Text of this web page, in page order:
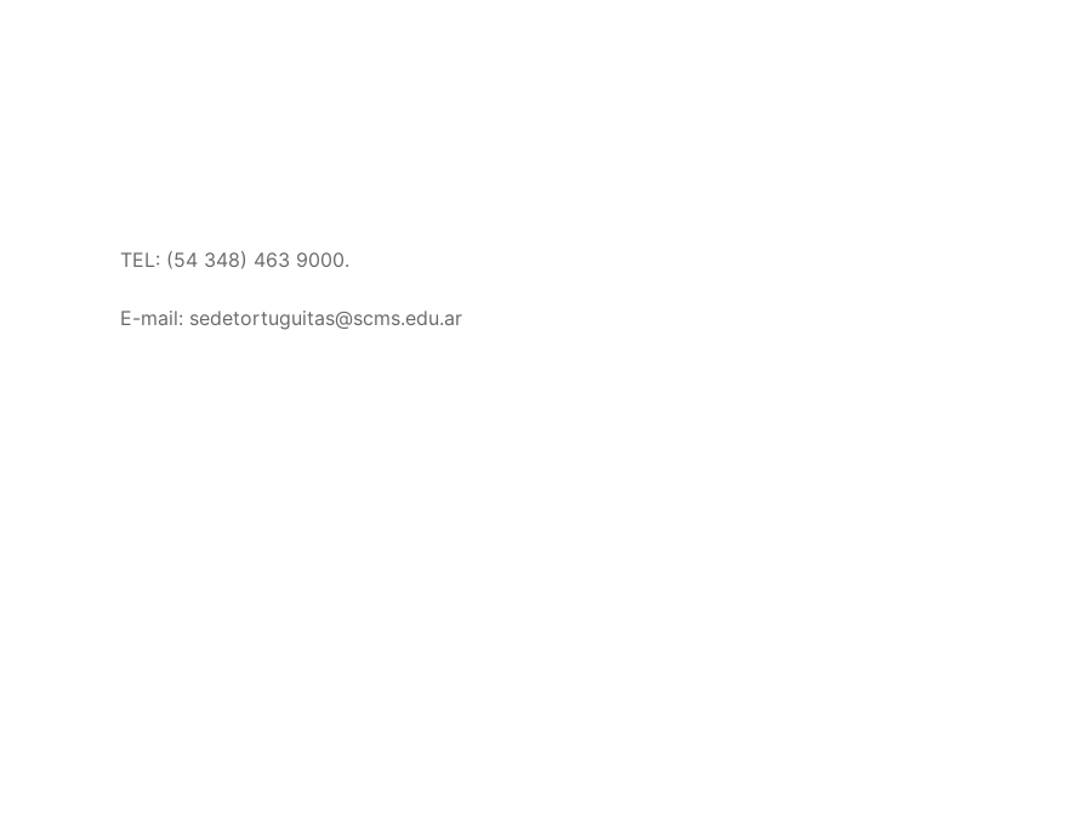
TEL: (54 348) 463 9000.
E-mail: sedetortuguitas@scms.edu.ar